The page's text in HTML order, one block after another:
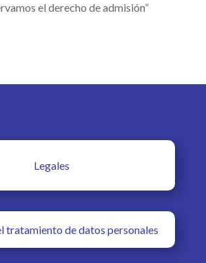
el derecho de admisión”
Legales
tratamiento de datos personales